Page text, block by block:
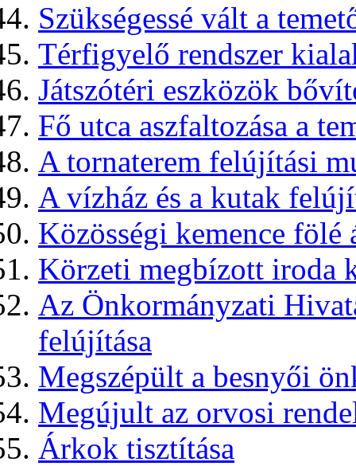
Szükségessé vált a
Térfigyelő rendszer
Játszótéri eszközök
Fő utca aszfaltozása a
A tornaterem felújítási
A vízház és a kutak
Közösségi kemence fölé
Körzeti megbízott iroda
Az Önkormányzati
felújítása
Megszépült a besnyői
Megújult az orvosi
Árkok tisztítása